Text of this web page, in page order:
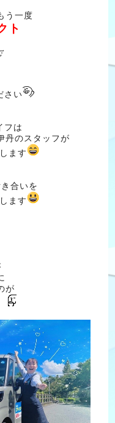
う一度
ト
さい
フは
丹のスタッフが
ます
合いを
ます
が